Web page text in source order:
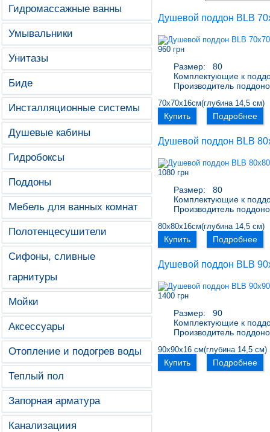
Гидромассажные ванны
Умывальники
Унитазы
Биде
Инсталляционные системы
Душевые кабины
Гидробоксы
Поддоны
Мебель для ванных комнат
Полотенцесушители
Сифоны, сливные
гарнитуры
Мойки
Аксессуары
Отопление и подогрев воды
Теплый пол
Запорная арматура
Канализациия
Душевой поддон BLB
960 грн
Размер:
80
Комплектующие к
Производитель
70х70х16см(глубина 14,5 см)
Купить Подробнее
Душевой поддон BLB
1080 грн
Размер:
80
Комплектующие к
Производитель
80х80х16см(глубина 14,5 см)
Купить Подробнее
Душевой поддон BLB
1400 грн
Размер:
90
Комплектующие к
Производитель
90х90х16 см(глубина 14,5 см)
Купить Подробнее